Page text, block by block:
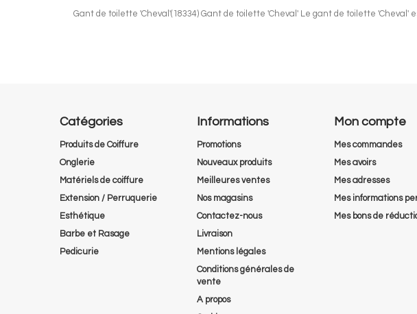
Gant de toilette 'Cheval'(18334) Gant de toilette 'Cheval' Le gant de toilette
Catégories
Produits de Coiffure
Onglerie
Matériels de coiffure
Extension / Perruquerie
Esthétique
Barbe et Rasage
Pedicurie
Informations
Promotions
Nouveaux produits
Meilleures ventes
Nos magasins
Contactez-nous
Livraison
Mentions légales
Conditions générales de
vente
A propos
Mon compte
Mes commandes
Mes avoirs
Mes adresses
Mes informations
Mes bons de